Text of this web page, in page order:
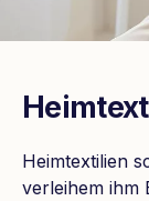
Heimtextilien
verleihem ihm